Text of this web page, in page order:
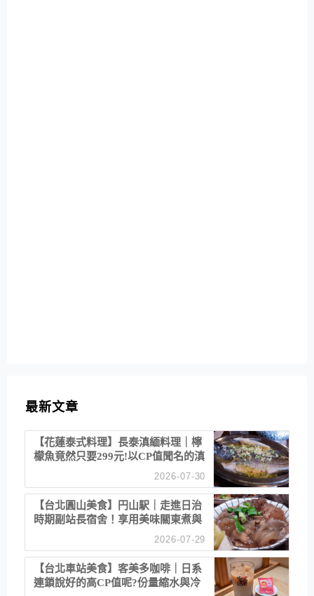
最新文章
【花蓮泰式料理】長泰滇緬料理｜檸
檬魚竟然只要299元!以CP值聞名的滇
2026-07-30
【台北圓山美食】円山駅｜走進日治
時期副站長宿舍！享用美味關東煮與
2026-07-29
【台北車站美食】客美多咖啡｜日系
連鎖說好的高CP值呢?份量縮水與冷